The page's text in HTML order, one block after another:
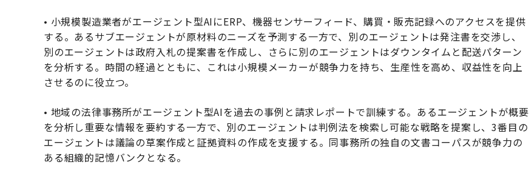
• 小規模製造業者がエージェント型AIにERP、機器センサーフィード、購買・販売記録へのアクセスを提供
する。あるサブエージェントが原材料のニーズを予測する一方で、別のエージェントは発注書を交渉し、
別のエージェントは政府入札の提案書を作成し、さらに別のエージェントはダウンタイムと配送パターン
を分析する。時間の経過とともに、これは小規模メーカーが競争力を持ち、生産性を高め、収益性を向上
させるのに役立つ。
• 地域の法律事務所がエージェント型AIを過去の事例と請求レポートで訓練する。あるエージェントが概要
を分析し重要な情報を要約する一方で、別のエージェントは判例法を検索し可能な戦略を提案し、3番目の
エージェントは議論の草案作成と証拠資料の作成を支援する。同事務所の独自の文書コーパスが競争力の
ある組織的記憶バンクとなる。